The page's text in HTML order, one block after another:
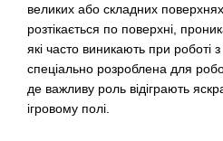
великих або складних
розтікається по поверхні,
які часто виникають при
спеціально розроблена для
де важливу роль відіграють
ігровому полі.